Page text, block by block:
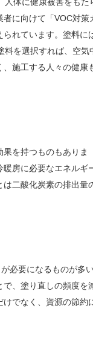
に向けて「VOC対策
られています。塗料に
料を選択すれば、空気
、施工する人々の健康
を持つものもありま
房に必要なエネルギ
は二酸化炭素の排出量
必要になるものが多
で、塗り直しの頻度を
けでなく、資源の節約